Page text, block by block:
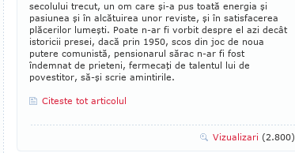
secolului trecut, un om care şi-a pus toată energia şi
pasiunea şi în alcătuirea unor reviste, şi în satisfacerea
plăcerilor lumeşti. Poate n-ar fi vorbit despre el azi decât
istoricii presei, dacă prin 1950, scos din joc de noua
putere comunistă, pen­sio­narul sărac n-ar fi fost
îndemnat de prieteni, fermecaţi de talentul lui de
povestitor, să-şi scrie amintirile.
Citeste tot articolul
Vizualizari (2.800)